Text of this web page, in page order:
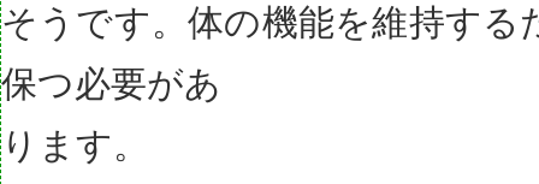
そうです。体の機能を維持する
保つ必要があ
ります。